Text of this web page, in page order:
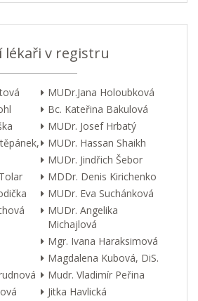
lékaři v registru
MUDr.Jana Holoubková
Bc. Kateřina Bakulová
MUDr. Josef Hrbatý
MUDr. Hassan Shaikh
MUDr. Jindřich Šebor
MDDr. Denis Kirichenko
MUDr. Eva Suchánková
MUDr. Angelika
Michajlová
Mgr. Ivana Haraksimová
Magdalena Kubová, DiS.
Mudr. Vladimír Peřina
Jitka Havlická